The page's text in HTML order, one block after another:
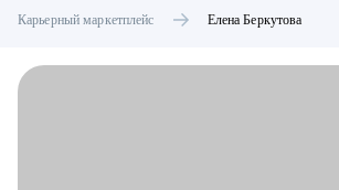
Карьерный маркетплейс Елена Беркутова